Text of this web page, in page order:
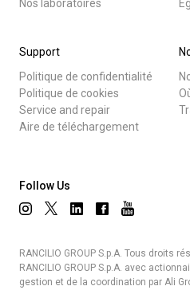
Nos laboratoires
Support
Politique de confidentialité
Politique de cookies
Service and repair
Aire de téléchargement
Follow Us
RANCILIO GROUP S.p.A. Tous droits
RANCILIO GROUP S.p.A. avec
gestion et de la coordination par Ali